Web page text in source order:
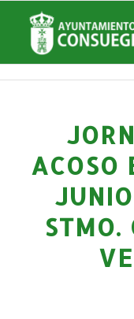
Noticias
Usted está aquí: Inicio /
Empleo y Desarrollo
/
ACOSO
STMO.